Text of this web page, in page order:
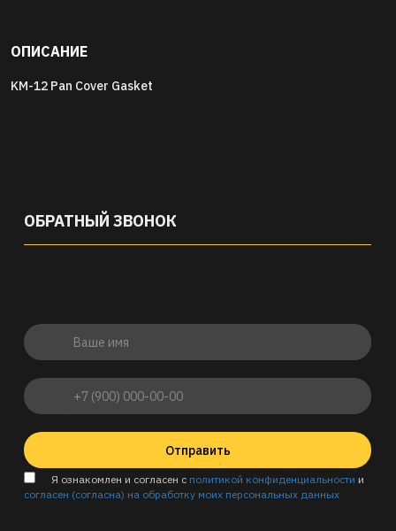
ОПИСАНИЕ
KM-12 Pan Cover Gasket
ОБРАТНЫЙ ЗВОНОК
Отправить
Я ознакомлен и согласен с политикой конфиденциальности и
согласен (согласна) на обработку моих персональных данных